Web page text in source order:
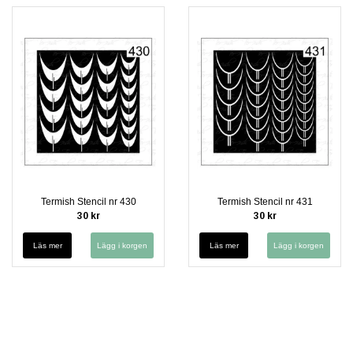
Termish Stencil nr 430
30 kr
Läs mer
Termish Stencil nr 431
30 kr
Läs mer